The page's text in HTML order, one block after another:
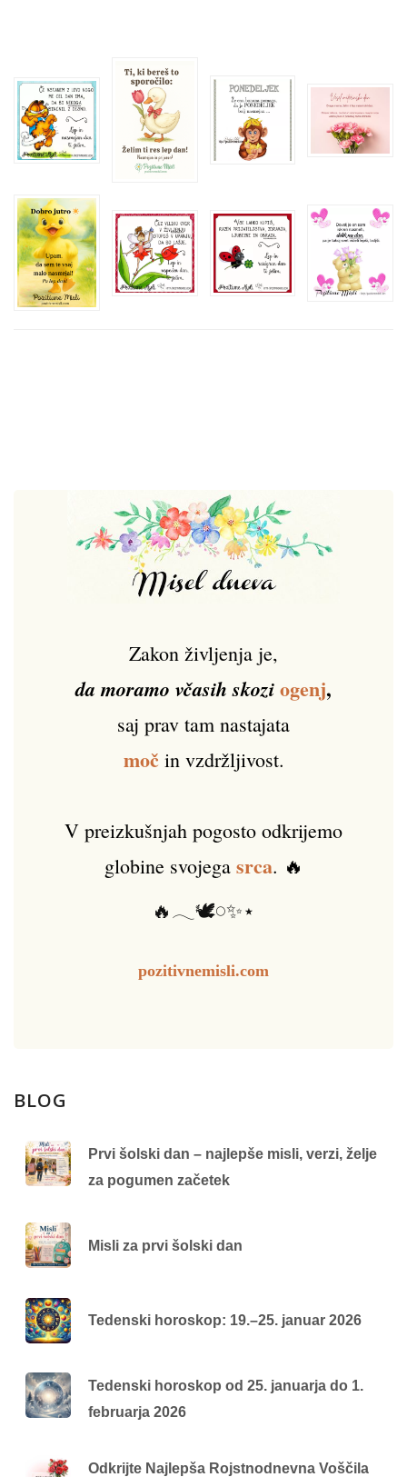
Zakon življenja je,
da moramo včasih skoziogenj,
saj prav tam nastajata
močin vzdržljivost.
V preizkušnjah pogosto odkrijemo
globine svojega srca. 🔥
🔥𓂃🕊️𓏸✨⋆
pozitivnemisli.com
BLOG
Prvi šolski dan – najlepše misli, verzi, želje
za pogumen začetek
Misli za prvi šolski dan
Tedenski horoskop: 19.–25. januar 2026
Tedenski horoskop od 25. januarja do 1.
februarja 2026
Odkrijte Najlepša Rojstnodnevna Voščila